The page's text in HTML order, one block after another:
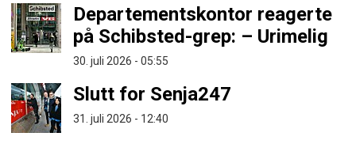
Departementskontor reagerte
på Schibsted-grep: – Urimelig
30. juli 2026 - 05:55
Slutt for Senja247
31. juli 2026 - 12:40